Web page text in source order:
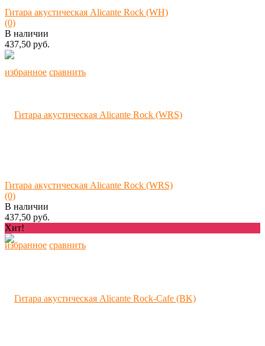
избранное сравнить
Гитара акустическая Alicante Rock (WH)
(0)
В наличии
437,50 руб.
избранное сравнить
Гитара акустическая Alicante Rock (WRS)
(0)
В наличии
437,50 руб.
Хит!